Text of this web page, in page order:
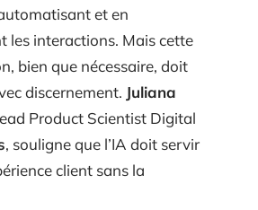
et en
les interactions. Mais cette
bien que nécessaire, doit
discernement. Juliana
Product Scientist Digital
, souligne que l’IA doit servir
client sans la